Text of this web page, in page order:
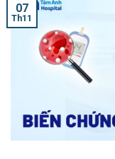
07
Th11